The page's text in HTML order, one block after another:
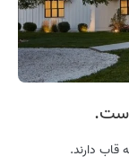
قاب دارند.